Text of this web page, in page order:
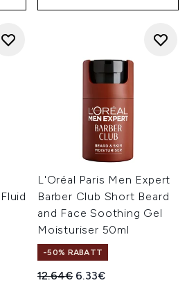
L'Oréal Paris Men Expert
Barber Club Short Beard
and Face Soothing Gel
Moisturiser 50ml
-50% RABATT
Unverbindliche
12.64€ Aktueller Preis:
6.33€